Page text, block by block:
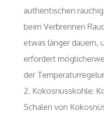
authentischen
beim Verbrennen
etwas länger dauern,
erfordert
der
Kokosnusskohle:
Schalen von